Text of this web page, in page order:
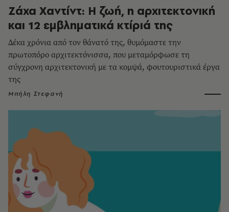
Ζάχα Χαντίντ: Η ζωή, η αρχιτεκτονική
και 12 εμβληματικά κτίριά της
Δέκα χρόνια από τον θάνατό της, θυμόμαστε την
πρωτοπόρο αρχιτεκτόνισσα, που μεταμόρφωσε τη
σύγχρονη αρχιτεκτονική με τα κομψά, φουτουριστικά έργα
της
Μπήλη Στεφανή